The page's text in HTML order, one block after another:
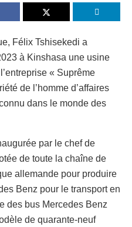
Félix Tshisekedi a
à Kinshasa une usine
« Suprême
de l’homme d’affaires
dans le monde des
par le chef de
de toute la chaîne de
allemande pour produire
Benz pour le transport en
des bus Mercedes Benz
de quarante-neuf